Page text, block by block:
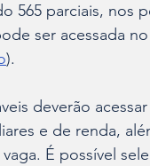
565 parciais, nos
ser acessada
).
deverão
e de renda,
É possível